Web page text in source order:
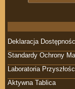
Deklaracja
Standardy Ochrony
Laboratoria
Aktywna Tablica